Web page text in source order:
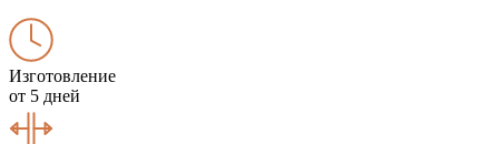
Изготовление
от 5 дней